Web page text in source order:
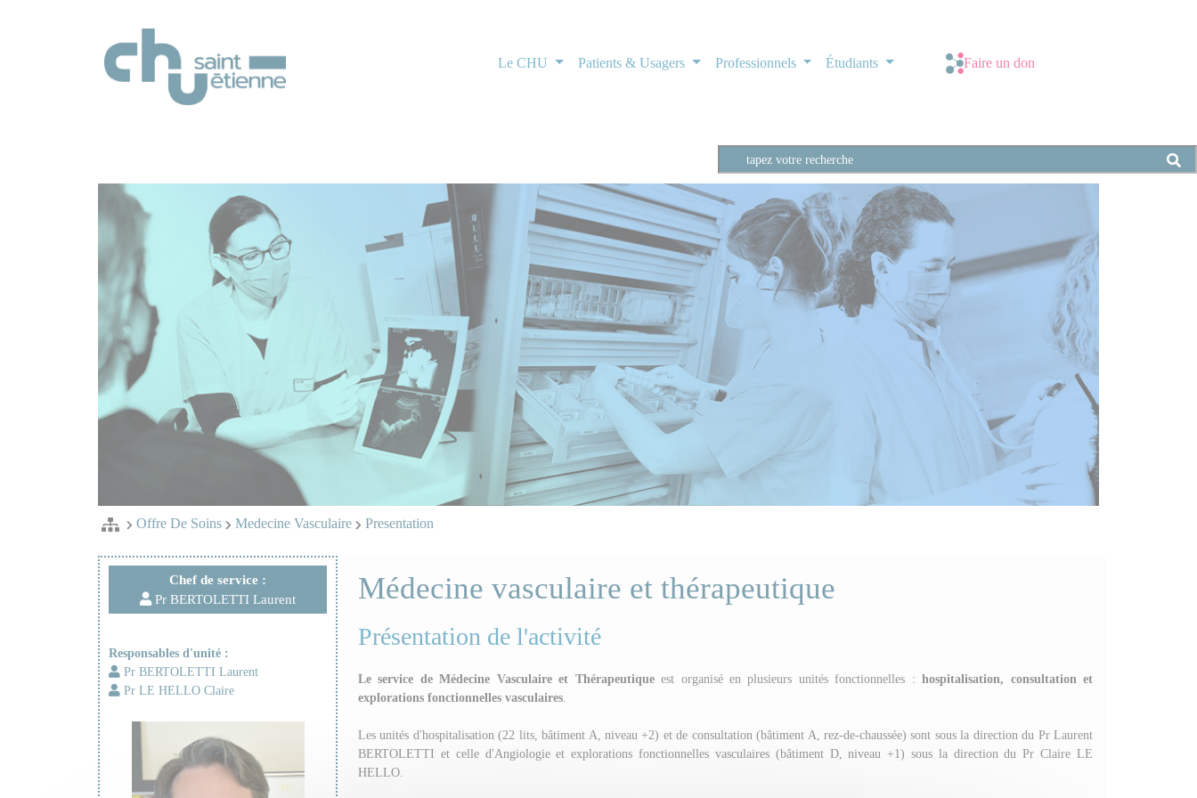
Le CHU Patients & Usagers Professionnels Étudiants Faire un don
Offre De Soins Medecine Vasculaire Presentation
Chef de service :
Pr BERTOLETTI Laurent
Responsables d'unité :
Pr BERTOLETTI Laurent
Pr LE HELLO Claire
Médecine vasculaire et thérapeutique
Présentation de l'activité
Le service de Médecine Vasculaire et Thérapeutiqueest organisé en plusieurs unités fonctionnelles :hospitalisation, consultation et
explorations fonctionnelles vasculaires
Les unités d'hospitalisation (22 lits, bâtiment A, niveau +2) et de consultation (bâtiment A, rez-de-chaussée) sont sous la direction du Pr Laurent
BERTOLETTI et celle d'Angiologie et explorations fonctionnelles vasculaires (bâtiment D, niveau +1) sous la direction du Pr Claire LE
HELLO.